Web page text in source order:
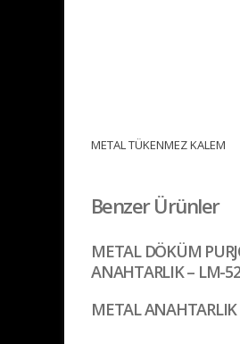
METAL TÜKENMEZ KALEM
Benzer Ürünler
METAL DÖKÜM
ANAHTARLIK – LM-
METAL